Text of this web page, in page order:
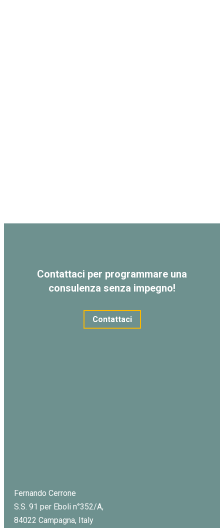
Contattaci per programmare una
consulenza senza impegno!
Contattaci
Fernando Cerrone
S.S. 91 per Eboli n°352/A,
84022 Campagna, Italy